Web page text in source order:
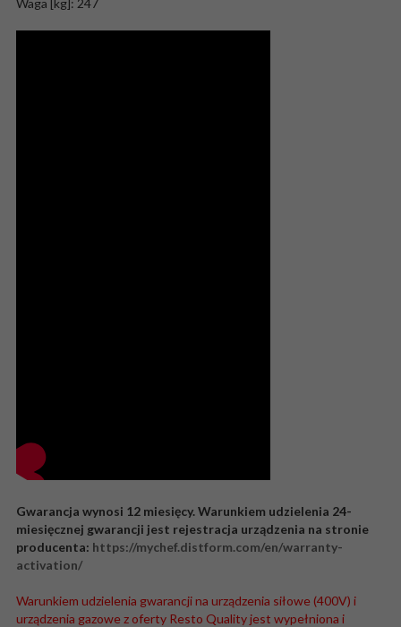
Gwarancja wynosi 12 miesięcy. Warunkiem udzielenia 24-
miesięcznej gwarancji jest rejestracja urządzenia na stronie
producenta: https://mychef.distform.com/en/warranty-
activation/
Warunkiem udzielenia gwarancji na urządzenia siłowe (400V) i
urządzenia gazowe z oferty Resto Quality jest wypełniona i